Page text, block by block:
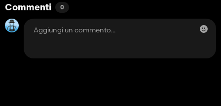
Commenti 0